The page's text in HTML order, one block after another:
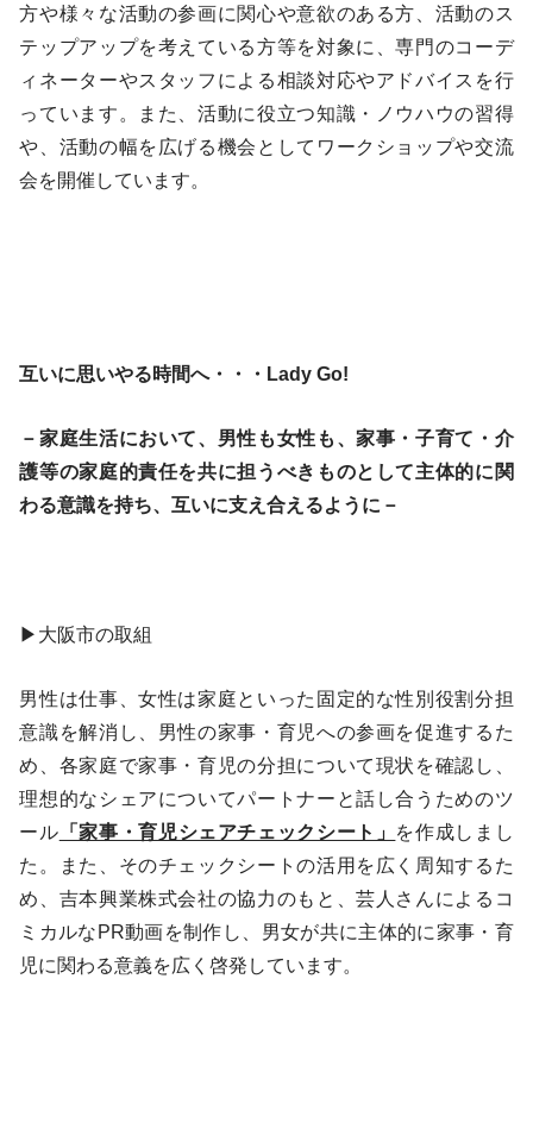
方や様々な活動の参画に関心や意欲のある方、活動のス
テップアップを考えている方等を対象に、専門のコーデ
ィネーターやスタッフによる相談対応やアドバイスを行
っています。また、活動に役立つ知識・ノウハウの習得
や、活動の幅を広げる機会としてワークショップや交流
会を開催しています。
互いに思いやる時間へ・・・Lady Go!
－家庭生活において、男性も女性も、家事・子育て・介
護等の家庭的責任を共に担うべきものとして主体的に関
わる意識を持ち、互いに支え合えるように－
▶大阪市の取組
男性は仕事、女性は家庭といった固定的な性別役割分担
意識を解消し、男性の家事・育児への参画を促進するた
め、各家庭で家事・育児の分担について現状を確認し、
理想的なシェアについてパートナーと話し合うためのツ
ール 「家事・育児シェアチェックシート」 を作成しまし
た。また、そのチェックシートの活用を広く周知するた
め、吉本興業株式会社の協力のもと、芸人さんによるコ
ミカルなPR動画を制作し、男女が共に主体的に家事・育
児に関わる意義を広く啓発しています。